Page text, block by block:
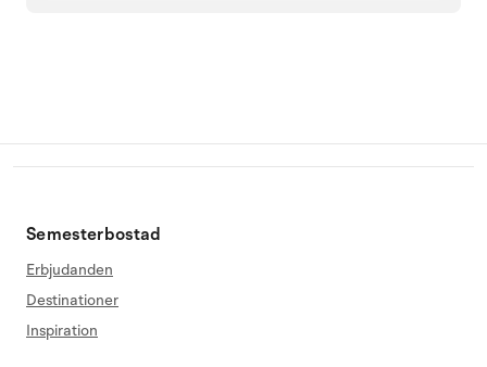
Semesterbostad
Erbjudanden
Destinationer
Inspiration